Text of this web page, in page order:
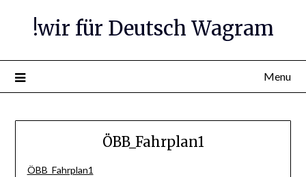
!wir für Deutsch Wagram
Menu
ÖBB_Fahrplan1
ÖBB_Fahrplan1